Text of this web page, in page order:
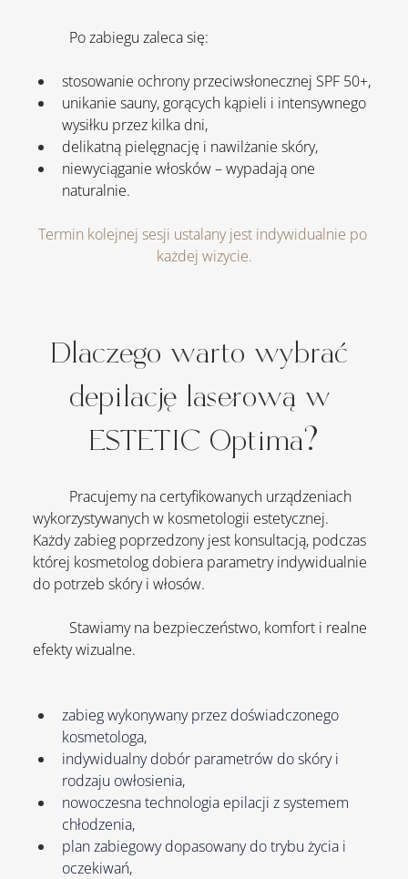
	Po zabiegu zaleca się:
stosowanie ochrony przeciwsłonecznej SPF 50+,
unikanie sauny, gorących kąpieli i intensywnego
wysiłku przez kilka dni,
delikatną pielęgnację i nawilżanie skóry,
niewyciąganie włosków – wypadają one
naturalnie.
Termin kolejnej sesji ustalany jest indywidualnie po
każdej wizycie.
Dlaczego warto wybrać
depilację laserową w
ESTETIC Optima?
wykorzystywanych w kosmetologii estetycznej.
Każdy zabieg poprzedzony jest konsultacją, podczas
której kosmetolog dobiera parametry indywidualnie
do potrzeb skóry i włosów.
efekty wizualne.
zabieg wykonywany przez doświadczonego
kosmetologa,
indywidualny dobór parametrów do skóry i
rodzaju owłosienia,
nowoczesna technologia epilacji z systemem
chłodzenia,
plan zabiegowy dopasowany do trybu życia i
oczekiwań,